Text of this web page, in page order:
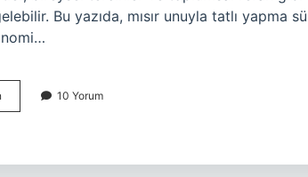
Bu yazıda, mısır unuyla tatlı
unuyla
10 Yorum